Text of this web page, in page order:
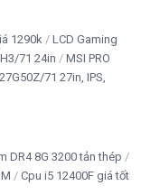
1290k
LCD Gaming
71 24in
MSI PRO
71 27in, IPS,
DR4 8G 3200 tản thép
Cpu i5 12400F giá tốt